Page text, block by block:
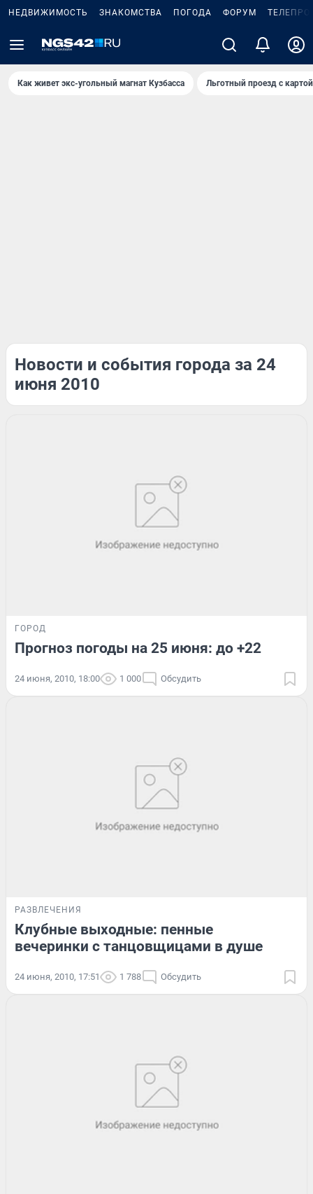
НЕДВИЖИМОСТЬ ЗНАКОМСТВА ПОГОДА ФОРУМ
Как живет экс-угольный магнат Кузбасса Льготный проезд с
Новости и события города за 24
июня 2010
ГОРОД
Прогноз погоды на 25 июня: до +22
24 июня, 2010, 18:00 1 000 Обсудить
РАЗВЛЕЧЕНИЯ
Клубные выходные: пенные
вечеринки с танцовщицами в душе
24 июня, 2010, 17:51 1 788 Обсудить